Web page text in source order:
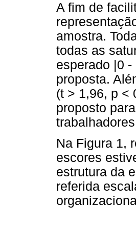
A fim de
amostra.
todas as
esperado |0
proposta.
(t > 1,96, p <
proposto
Na Figura 1,
escores
estrutura da
referida